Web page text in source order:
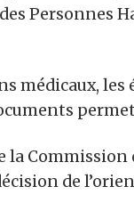
Personnes
médicaux,
la
de